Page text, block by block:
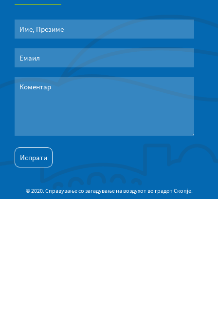
© 2020. Справување со загадување на воздухот во градот Скопје.